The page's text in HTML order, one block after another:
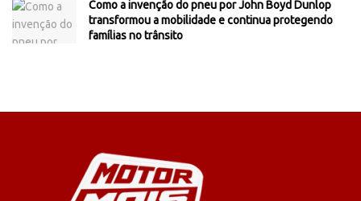
Como a invenção do pneu por John Boyd Dunlop
transformou a mobilidade e continua protegendo
famílias no trânsito